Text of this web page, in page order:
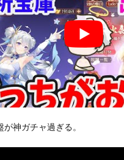
神ガチャ過ぎる。